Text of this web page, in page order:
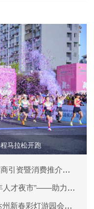
马拉松开跑
2025年巴马瑶族自治县招商引资暨消费推介大会在深圳举行
2026年万州首场“三峡青年人才夜市”——助力青年留万来万
“一场灯会”点亮“一条链” 达州新春彩灯游园会激活文旅消费新